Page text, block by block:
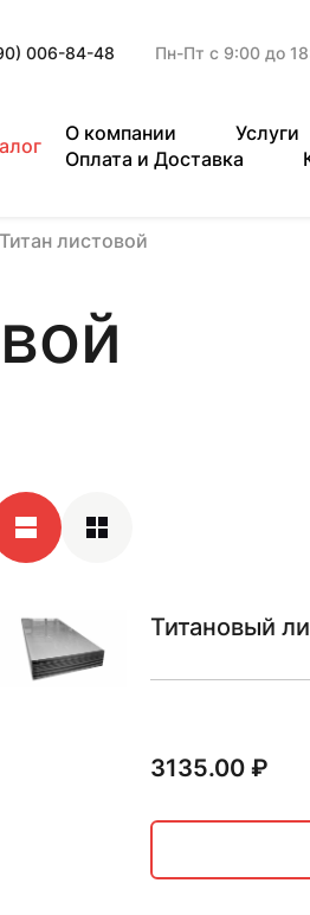
006-84-48 Пн-Пт с 9:00 до
О компании Услуги
Оплата и Доставка
Титан листовой
Титановый
3135.00₽